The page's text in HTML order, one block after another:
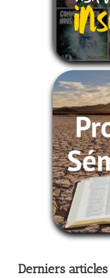
Derniers articles